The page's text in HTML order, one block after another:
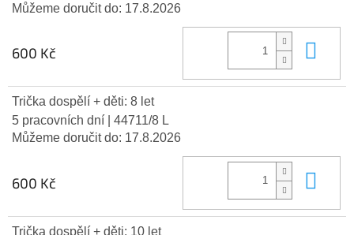
Můžeme doručit do: 17.8.2026
600 Kč
Trička dospělí + děti: 8 let
5 pracovních dní
| 44711/8 L
Můžeme doručit do: 17.8.2026
600 Kč
Trička dospělí + děti: 10 let